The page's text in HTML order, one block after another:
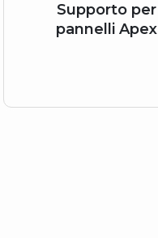
Supporto per
pannelli Apex